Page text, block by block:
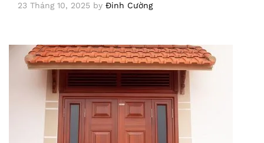
23 Tháng 10, 2025 by Đinh Cường